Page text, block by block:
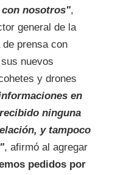
nosotros",
general de la
prensa con
nuevos
y drones
en
ninguna
y tampoco
, afirmó al agregar
pedidos por